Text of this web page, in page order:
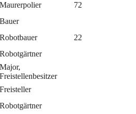
Maurerpolier
72
Bauer
Robotbauer
22
Robotgärtner
Major,
Freistellenbesitzer
Freisteller
Robotgärtner